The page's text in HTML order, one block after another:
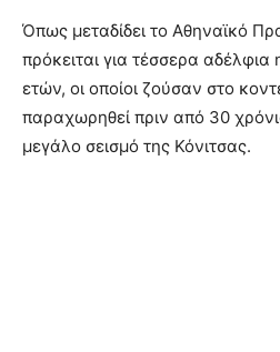
Όπως μεταδίδει το Αθηναϊκό
πρόκειται για τέσσερα αδέλφια
ετών, οι οποίοι ζούσαν στο
παραχωρηθεί πριν από 30
μεγάλο σεισμό της Κόνιτσας.